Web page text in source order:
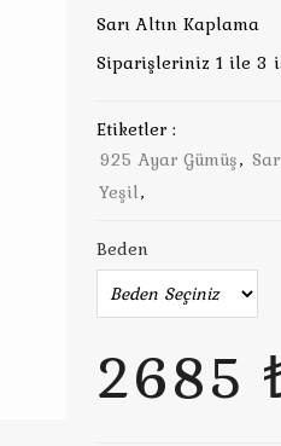
Sarı Altın Kaplama
Siparişleriniz 1 ile 3
Etiketler :
925 Ayar Gümüş,
Yeşil,
Beden
2685